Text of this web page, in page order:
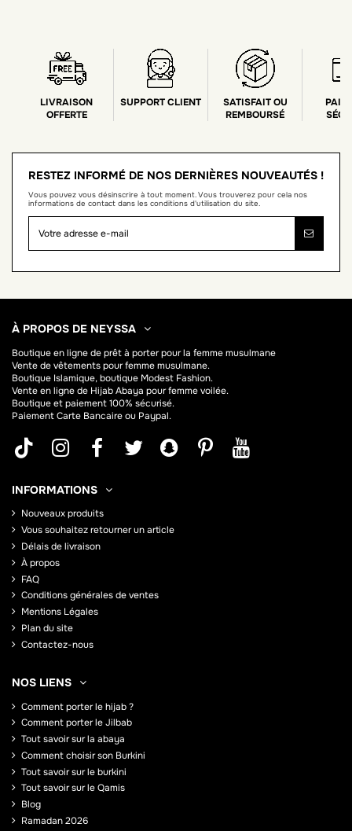
LIVRAISON
OFFERTE
SUPPORT CLIENT
SATISFAIT OU
REMBOURSÉ
RESTEZ INFORMÉ DE NOS DERNIÈRES NOUVEAUTÉS !
Vous pouvez vous désinscrire à tout moment. Vous trouverez pour cela nos
informations de contact dans les conditions d'utilisation du site.
À PROPOS DE NEYSSA
Boutique en ligne deprêt à porter pour la femme musulmane
Vente de vêtements pour femme musulmane.
Boutique Islamique, boutique Modest Fashion.
Vente en ligne de HijabAbaya pour femme voilée.
Boutique et paiement 100% sécurisé.
Paiement Carte Bancaire ou Paypal.
INFORMATIONS
Nouveaux produits
Vous souhaitez retourner un article
Délais de livraison
À propos
FAQ
Conditions générales de ventes
Mentions Légales
Plan du site
Contactez-nous
NOS LIENS
Comment porter le hijab ?
Comment porter le Jilbab
Tout savoir sur la abaya
Comment choisir son Burkini
Tout savoir sur le burkini
Tout savoir sur le Qamis
Blog
Ramadan 2026